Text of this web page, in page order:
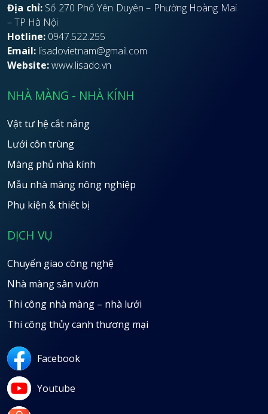
Địa chỉ:Số 270 Phố Yên Duyên – Phường Hoàng Mai
– TP Hà Nội
Hotline: 0947.522.255
Email: lisadovietnam@gmail.com
Website:www.lisado.vn
NHÀ MÀNG - NHÀ KÍNH
Vật tư hệ cắt nắng
Lưới côn trùng
Màng phủ nhà kính
Mẫu nhà màng nông nghiệp
Phụ kiện & thiết bị
DỊCH VỤ
Chuyển giao công nghệ
Nhà màng sân vườn
Thi công nhà màng – nhà lưới
Thi công thủy canh thương mại
Facebook
Youtube